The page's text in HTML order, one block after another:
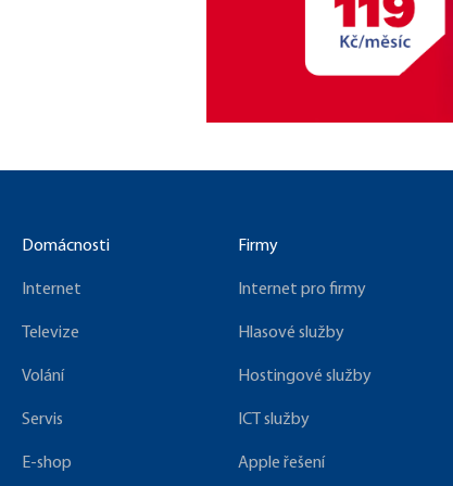
Domácnosti
Internet
Televize
Volání
Servis
E-shop
Firmy
Internet pro firmy
Hlasové služby
Hostingové služby
ICT služby
Apple řešení